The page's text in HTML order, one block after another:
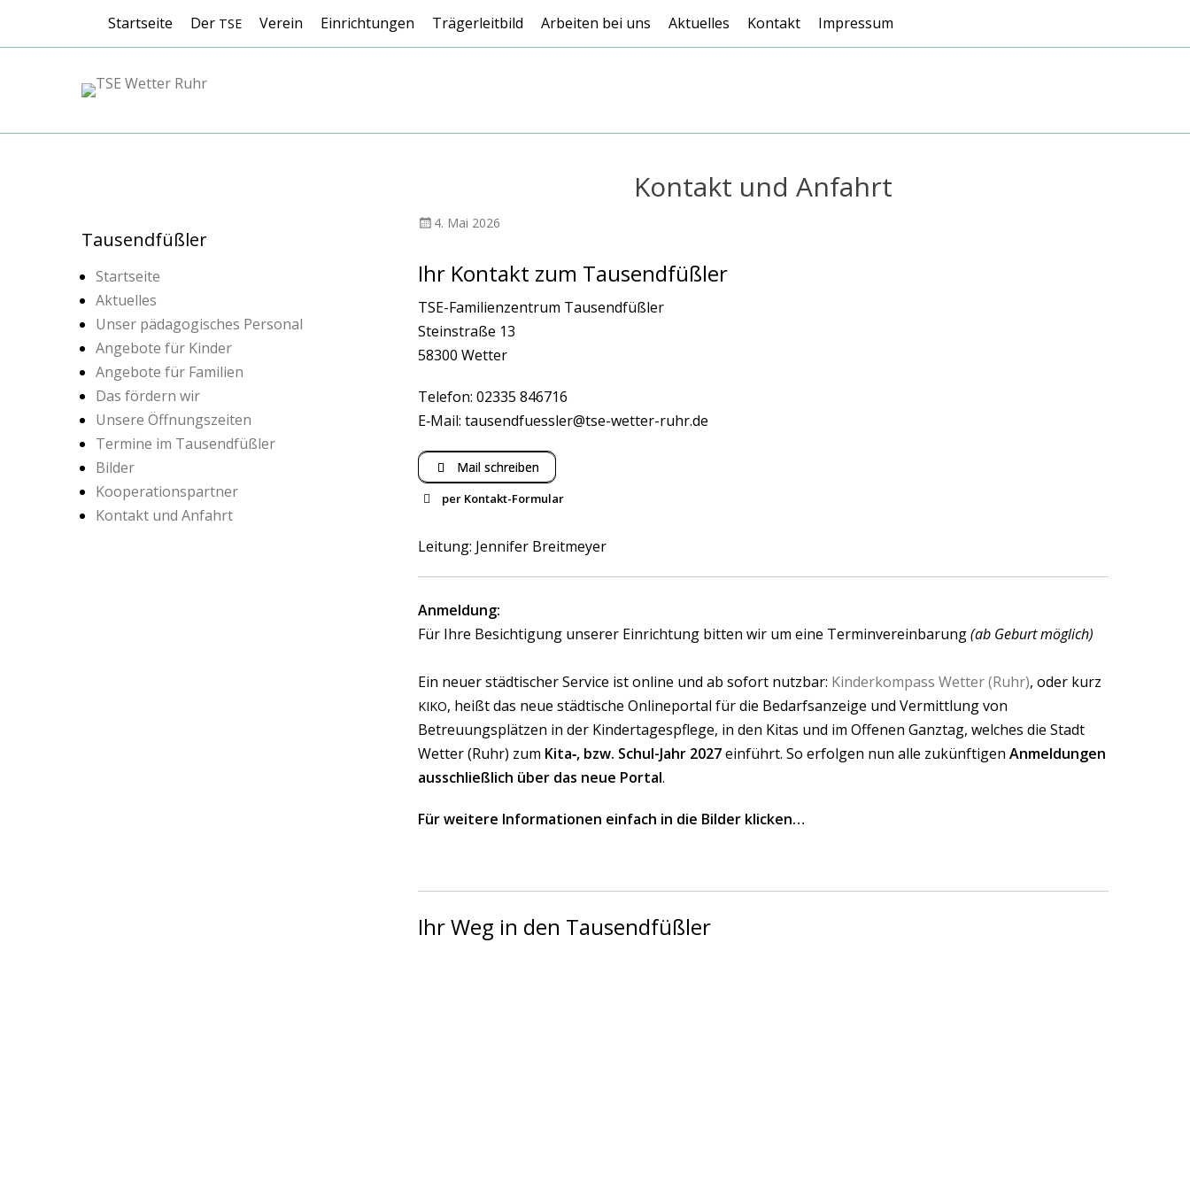
Header-Menü
Weiter
Startseite Der TSE Verein Einrichtungen Trägerleitbild Arbeiten bei uns Aktuelles Kontakt Impressum
TSE Wetter Ruhr
Kontakt und Anfahrt
Veröffentlicht
4. Mai 2026
Ihr Kontakt zum Tausendfüßler
TSE-Familienzentrum Tausendfüßler
Steinstraße 13
58300 Wetter
Telefon: 02335 846716
E‑Mail: tausendfuessler@tse-wetter-ruhr.de
Mail schreiben
per Kontakt-Formular
E‑Mail
Betreff
8 + 1 =
Please
Please
Mitteilung
Leitung: Jennifer Breitmeyer
Anmeldung:
Für Ihre Besichtigung unserer Einrichtung bitten wir um eine Terminvereinbarung(ab Geburt möglich)
Ein neuer städtischer Service ist online und ab sofort nutzbar: Kinderkompass Wetter (Ruhr), oder kurz
KIKO, heißt das neue städtische Onlineportal für die Bedarfsanzeige und Vermittlung von
Betreuungsplätzen in der Kindertagespflege, in den Kitas und im Offenen Ganztag, welches die Stadt
Wetter (Ruhr) zum Kita‑, bzw. Schul-Jahr 2027einführt. So erfolgen nun alle zukünftigen Anmeldungen
ausschließlich über das neue Portal.
Für weitere Informationen einfach in die Bilder klicken…
Ihr Weg in den Tausendfüßler
Tausendfüßler
Startseite
Aktuelles
Unser pädagogisches Personal
Angebote für Kinder
Angebote für Familien
Das fördern wir
Unsere Öffnungszeiten
Termine im Tausendfüßler
Bilder
Kooperationspartner
Kontakt und Anfahrt